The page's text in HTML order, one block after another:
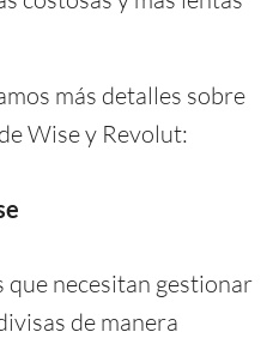
más detalles sobre
Wise y Revolut:
que necesitan gestionar
de manera